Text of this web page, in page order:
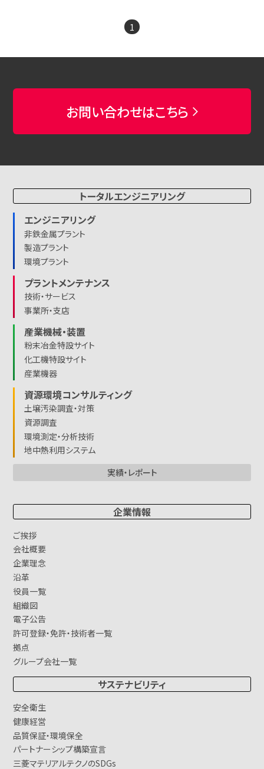
1
お問い合わせはこちら
トータルエンジニアリング
エンジニアリング
非鉄金属プラント
製造プラント
環境プラント
プラントメンテナンス
技術・サービス
事業所・支店
産業機械・装置
粉末冶金特設サイト
化工機特設サイト
産業機器
資源環境コンサルティング
土壌汚染調査・対策
資源調査
環境測定・分析技術
地中熱利用システム
実績・レポート
企業情報
ご挨拶
会社概要
企業理念
沿革
役員一覧
組織図
電子公告
許可登録・免許・技術者一覧
拠点
グループ会社一覧
サステナビリティ
安全衛生
健康経営
品質保証・環境保全
パートナーシップ構築宣言
三菱マテリアルテクノのSDGs